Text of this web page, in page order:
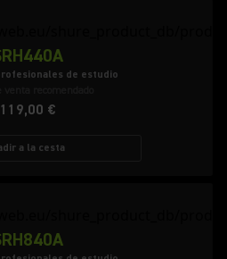
de estudio
119,00 €
a la cesta